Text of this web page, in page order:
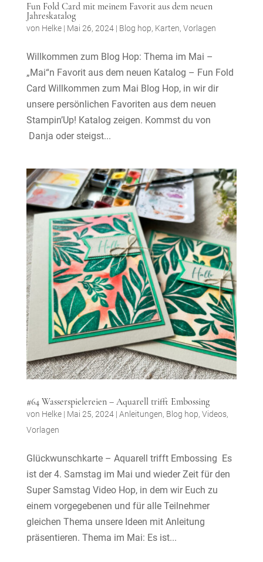
Fun Fold Card mit meinem Favorit aus dem neuen
Jahreskatalog
von Helke| Mai 26, 2024| Blog hop, Karten, Vorlagen
Willkommen zum Blog Hop: Thema im Mai –
„Mai“n Favorit aus dem neuen Katalog – Fun Fold
Card Willkommen zum Mai Blog Hop, in wir dir
unsere persönlichen Favoriten aus dem neuen
Stampin’Up! Katalog zeigen. Kommst du von
Danja oder steigst...
#64 Wasserspielereien – Aquarell trifft Embossing
von Helke| Mai 25, 2024| Anleitungen, Blog hop, Videos,
Vorlagen
Glückwunschkarte – Aquarell trifft Embossing Es
ist der 4. Samstag im Mai und wieder Zeit für den
Super Samstag Video Hop, in dem wir Euch zu
einem vorgegebenen und für alle Teilnehmer
gleichen Thema unsere Ideen mit Anleitung
präsentieren. Thema im Mai: Es ist...